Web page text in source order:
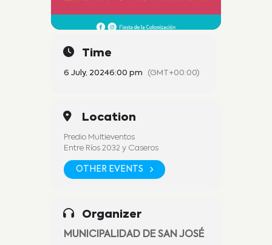
Time
6 July, 20246:00 pm (GMT+00:00)
Location
Predio Multieventos
Entre Ríos 2032 y Caseros
OTHER EVENTS
Organizer
MUNICIPALIDAD DE SAN JOSÉ